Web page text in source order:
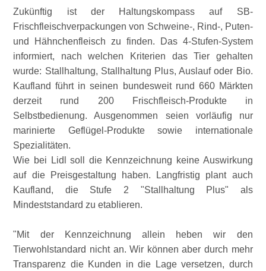
Zukünftig ist der Haltungskompass auf SB-
Frischfleischverpackungen von Schweine-, Rind-, Puten-
und Hähnchenfleisch zu finden. Das 4-Stufen-System
informiert, nach welchen Kriterien das Tier gehalten
wurde: Stallhaltung, Stallhaltung Plus, Auslauf oder Bio.
Kaufland führt in seinen bundesweit rund 660 Märkten
derzeit rund 200 Frischfleisch-Produkte in
Selbstbedienung. Ausgenommen seien vorläufig nur
marinierte Geflügel-Produkte sowie internationale
Spezialitäten.
Wie bei Lidl soll die Kennzeichnung keine Auswirkung
auf die Preisgestaltung haben. Langfristig plant auch
Kaufland, die Stufe 2
Stallhaltung Plus
als
Mindeststandard zu etablieren.
Mit der Kennzeichnung allein heben wir den
Tierwohlstandard nicht an. Wir können aber durch mehr
Transparenz die Kunden in die Lage versetzen, durch